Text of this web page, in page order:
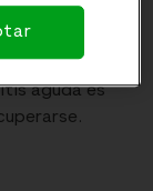
aguda es